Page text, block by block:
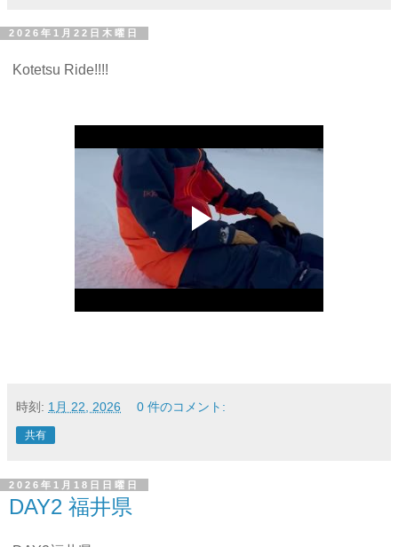
2026年1月22日木曜日
Kotetsu Ride!!!!
時刻: 1月 22, 2026 0 件のコメント:
共有
2026年1月18日日曜日
DAY2 福井県